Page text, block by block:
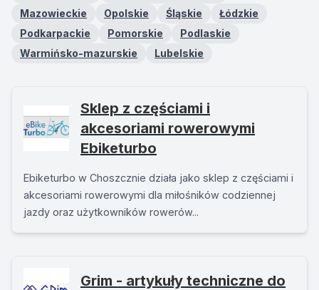
Mazowieckie
Opolskie Śląskie
Łódzkie
Podkarpackie
Pomorskie
Podlaskie
Warmińsko-mazurskie
Lubelskie
Sklep z częściami i
akcesoriami rowerowymi
Ebiketurbo
Ebiketurbo w Choszcznie działa jako sklep z częściami i
akcesoriami rowerowymi dla miłośników codziennej
jazdy oraz użytkowników rowerów...
Grim - artykuły techniczne do